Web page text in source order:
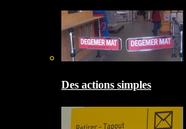
Des actions simples